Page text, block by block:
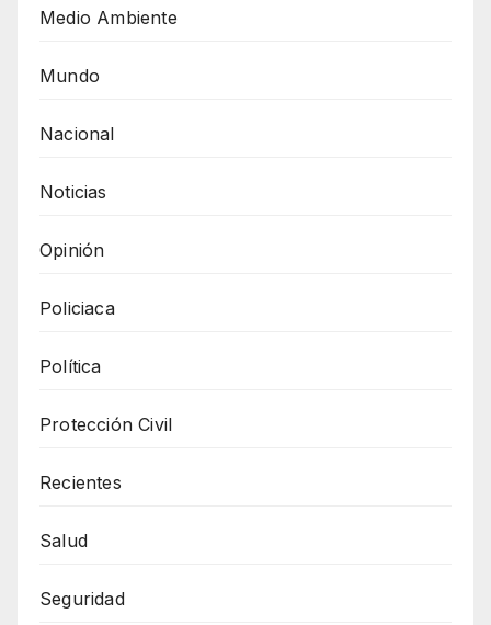
Medio Ambiente
Mundo
Nacional
Noticias
Opinión
Policiaca
Política
Protección Civil
Recientes
Salud
Seguridad